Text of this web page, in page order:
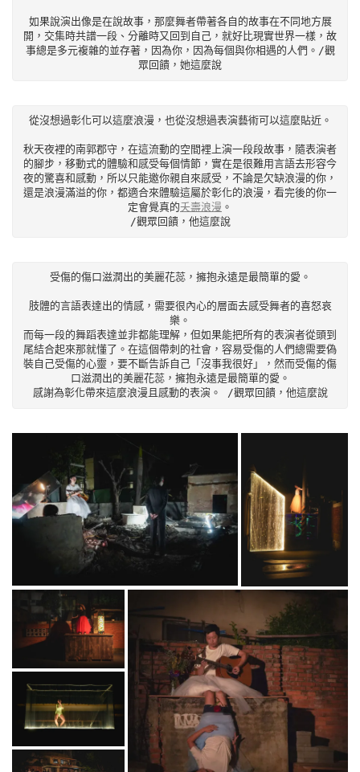
如果說演出像是在說故事，那麼舞者帶著各自的故事在不同地方展
開，交集時共譜一段、分離時又回到自己，就好比現實世界一樣，故
事總是多元複雜的並存著，因為你，因為每個與你相遇的人們。/觀
眾回饋，她這麼說
從沒想過彰化可以這麼浪漫，也從沒想過表演藝術可以這麼貼近。
秋天夜裡的南郭郡守，在這流動的空間裡上演一段段故事，隨表演者
的腳步，移動式的體驗和感受每個情節，實在是很難用言語去形容今
夜的驚喜和感動，所以只能邀你親自來感受，不論是欠缺浪漫的你，
還是浪漫滿溢的你，都適合來體驗這屬於彰化的浪漫，看完後的你一
定會覺真的夭壽浪漫 。
/觀眾回饋，他這麼說
受傷的傷口滋潤出的美麗花蕊，擁抱永遠是最簡單的愛。
肢體的言語表達出的情感，需要很內心的層面去感受舞者的喜怒哀
樂。
而每一段的舞蹈表達並非都能理解，但如果能把所有的表演者從頭到
尾結合起來那就懂了。在這個帶刺的社會，容易受傷的人們總需要偽
裝自己受傷的心靈，要不斷告訴自己「沒事我很好」，然而受傷的傷
口滋潤出的美麗花蕊，擁抱永遠是最簡單的愛。
感謝為彰化帶來這麼浪漫且感動的表演。 /觀眾回饋，他這麼說